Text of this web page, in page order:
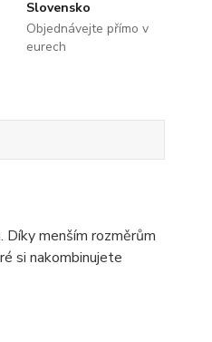
Slovensko
Objednávejte přímo v
eurech
Díky menším rozměrům
si nakombinujete